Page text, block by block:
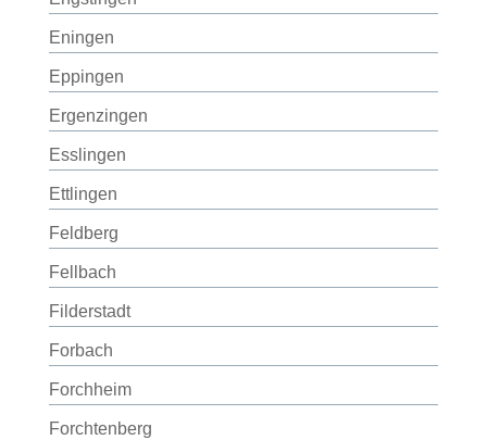
Eningen
Eppingen
Ergenzingen
Esslingen
Ettlingen
Feldberg
Fellbach
Filderstadt
Forbach
Forchheim
Forchtenberg